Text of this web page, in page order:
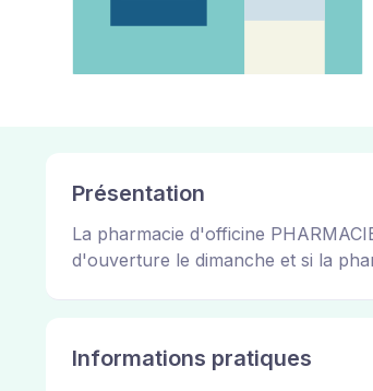
Présentation
La pharmacie d'officine
d'ouverture le dimanche et si la
Informations pratiques